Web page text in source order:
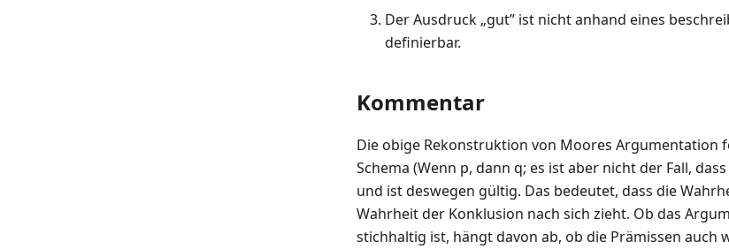
Der Ausdruck „gut” ist nicht anhand eines
definierbar.
Kommentar
Die obige Rekonstruktion von Moores Argumentation
Schema (Wenn p, dann q; es ist aber nicht der Fall,
und ist deswegen gültig. Das bedeutet, dass die
Wahrheit der Konklusion nach sich zieht. Ob das
stichhaltig ist, hängt davon ab, ob die Prämissen auch